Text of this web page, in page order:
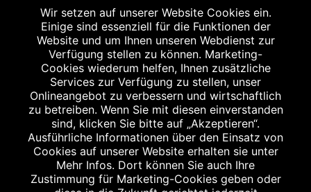
Abgabe in haushaltsüblichen Mengen, solange der Vorrat reicht. Für Druck-
und Satzfehler keine Haftung.
Zu Risiken und Nebenwirkungen lesen Sie die Packungsbeilage und fragen
Sie Ihren Arzt oder Apotheker.
Angabe nach der deutschen Arzneimitteltaxe Apothekenerstattungspreis
(AEP). Der AEP ist keine unverbindliche Preisempfehlung der Hersteller. Der
AEP ist ein von den Apotheken in Ansatz gebrachter Preis für rezeptfreie
Arzneimittel. Er entspricht in der Höhe dem für Apotheken verbindlichen
Abgabepreis, zu dem eine Apotheke in bestimmten Fällen (z.B. bei Kindern
unter 12 Jahren) das Produkt mit der gesetzlichen Krankenversicherung
abrechnet. Der AEP ist der allgemeine Erstattungspreis im Falle einer
Wir setzen auf unserer Website Cookies ein.
Einige sind essenziell für die Funktionen der
Website und um Ihnen unseren Webdienst zur
Verfügung stellen zu können. Marketing-
Cookies wiederum helfen, Ihnen zusätzliche
Services zur Verfügung zu stellen, unser
Onlineangebot zu verbessern und wirtschaftlich
zu betreiben. Wenn Sie mit diesen einverstanden
sind, klicken Sie bitte auf „Akzeptieren“.
Ausführliche Informationen über den Einsatz von
Cookies auf unserer Website erhalten sie unter
Mehr Infos. Dort können Sie auch Ihre
Zustimmung für Marketing-Cookies geben oder